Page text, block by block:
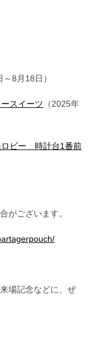
～8月18日）
スイーツ （2025年
ビー 時計台1番前
がございます。
場記念などに、ぜ